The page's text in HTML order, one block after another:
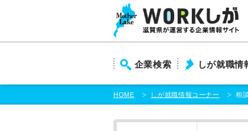
文
ま
で
キ
プ
企業検索 しが就職情
HOME しが就職情報コーナー 相